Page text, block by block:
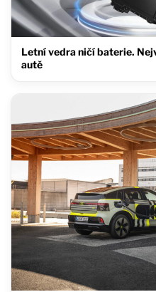
Letní vedra ničí baterie.
autě